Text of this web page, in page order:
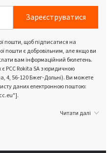
Зареєструватися
пошти, щоб підписатися на
пошти є добровільним, але якщо ви
вам інформаційний бюлетень.
PCC Rokita SA з юридичною
4, 56-120 Бжег-Дольні). Ви можете
даних електронною поштою:
Читати далі